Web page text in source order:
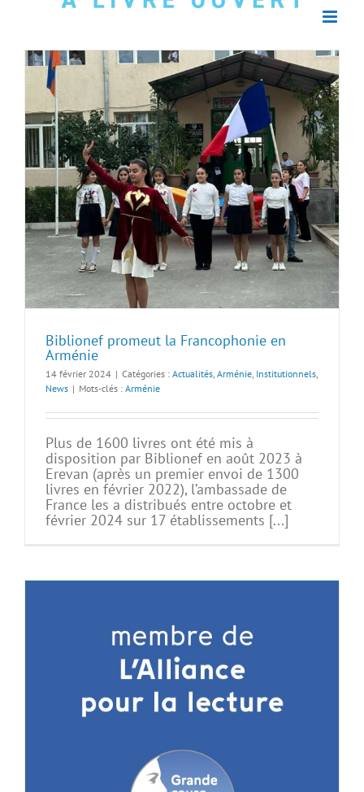
Biblionef promeut la Francophonie en
Arménie
14 février 2024 | Catégories : Actualités, Arménie, Institutionnels,
News | Mots-clés : Arménie
Plus de 1600 livres ont été mis à
disposition par Biblionef en août 2023 à
Erevan (après un premier envoi de 1300
livres en février 2022), l’ambassade de
France les a distribués entre octobre et
février 2024 sur 17 établissements [...]